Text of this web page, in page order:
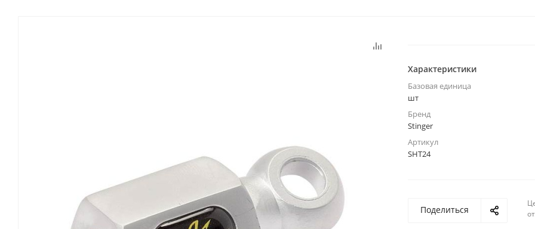
Характеристики
Базовая единица
шт
Бренд
Stinger
Артикул
SHT24
Поделиться